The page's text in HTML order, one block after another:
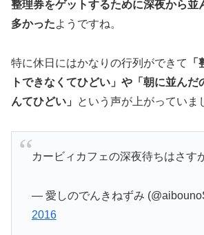
整理券をゲットするために深夜から並
多かったようですね。
特に休日にはかなりの行列ができて
トできなくてひどい」や「朝に並ん
んてひどい」
という声が上がっていま
カービィカフェの深夜待ちはさす
— 愛しのでんきねずみ
2016